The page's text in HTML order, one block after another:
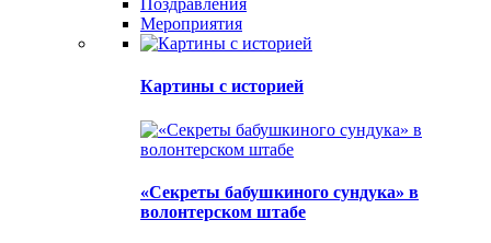
Поздравления
Мероприятия
Картины с историей
«Секреты бабушкиного сундука» в
волонтерском штабе